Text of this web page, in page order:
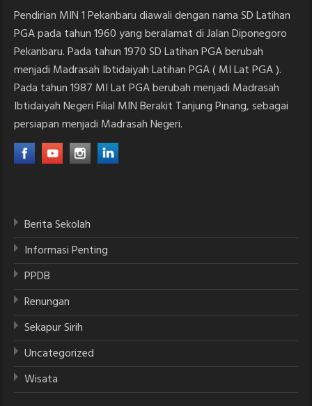
Pendirian MIN 1 Pekanbaru diawali dengan nama SD Latihan
PGA pada tahun 1960 yang beralamat di Jalan Diponegoro
Pekanbaru. Pada tahun 1970 SD Latihan PGA berubah
menjadi Madrasah Ibtidaiyah Latihan PGA ( MI Lat PGA ).
Pada tahun 1987 MI Lat PGA berubah menjadi Madrasah
Ibtidaiyah Negeri Filial MIN Berakit Tanjung Pinang, sebagai
persiapan menjadi Madrasah Negeri.
Berita Sekolah
Informasi Penting
PPDB
Renungan
Sekapur Sirih
Uncategorized
Wisata